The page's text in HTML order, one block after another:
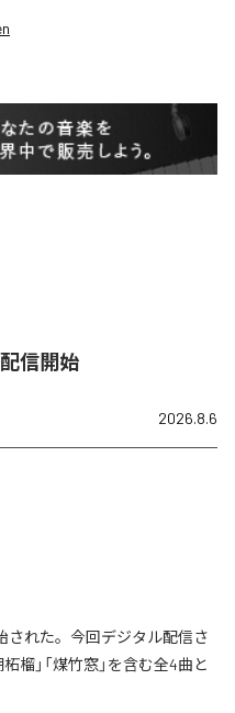
信開始
2026.8.6
された。今回デジタル配信さ
榴」「煤竹窓」を含む全4曲と